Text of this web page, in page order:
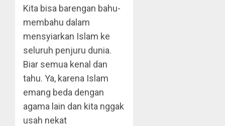
Kita bisa barengan bahu-
membahu dalam
mensyiarkan Islam ke
seluruh penjuru dunia.
Biar semua kenal dan
tahu. Ya, karena Islam
emang beda dengan
agama lain dan kita nggak
usah nekat